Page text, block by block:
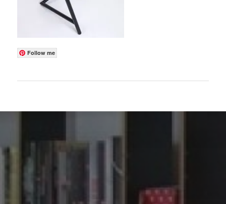
Follow me